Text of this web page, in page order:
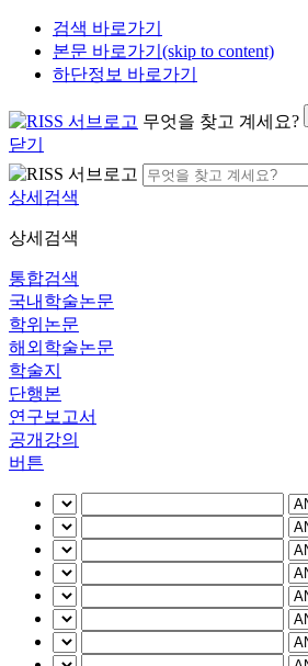
검색 바로가기
본문 바로가기(skip to content)
하단정보 바로가기
무엇을 찾고 계세요?
닫기
상세검색
상세검색
통합검색
국내학술논문
학위논문
해외학술논문
학술지
단행본
연구보고서
공개강의
버튼